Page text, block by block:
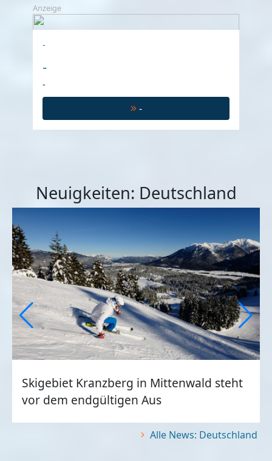
Anzeige
-
-
-
-
Neuigkeiten: Deutschland
Skigebiet Kranzberg in Mittenwald steht
vor dem endgültigen Aus
Alle News: Deutschland